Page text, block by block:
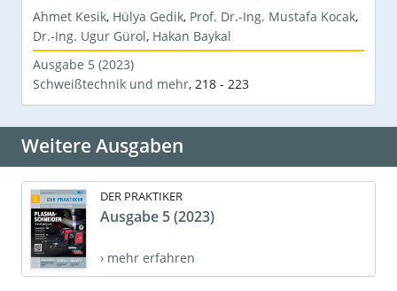
Ahmet Kesik, Hülya Gedik, Prof. Dr.-Ing. Mustafa Kocak,
Dr.-Ing. Ugur Gürol, Hakan Baykal
Ausgabe 5 (2023)
Schweißtechnik und mehr, 218 - 223
Weitere Ausgaben
DER PRAKTIKER
Ausgabe 5 (2023)
› mehr erfahren